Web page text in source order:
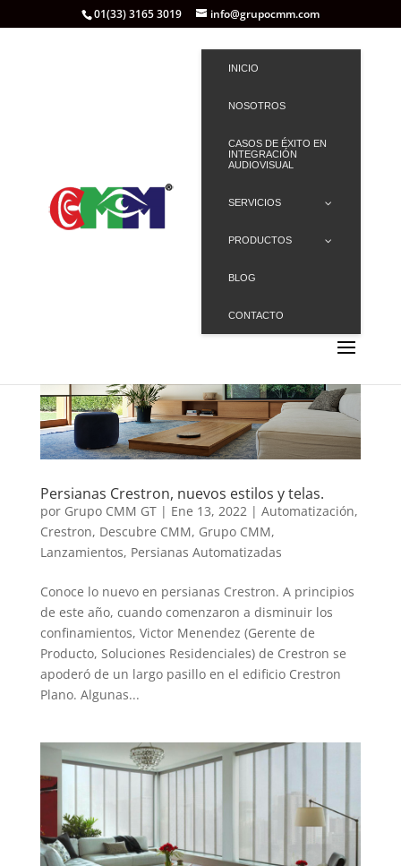
01(33) 3165 3019 info@grupocmm.com
INICIO
NOSOTROS
CASOS DE ÉXITO EN
INTEGRACIÓN
AUDIOVISUAL
SERVICIOS
PRODUCTOS
BLOG
CONTACTO
Persianas Crestron, nuevos estilos y telas.
por Grupo CMM GT| Ene 13, 2022 | Automatización,
Crestron, Descubre CMM, Grupo CMM,
Lanzamientos, Persianas Automatizadas
Conoce lo nuevo en persianas Crestron. A principios
de este año, cuando comenzaron a disminuir los
confinamientos, Victor Menendez (Gerente de
Producto, Soluciones Residenciales) de Crestron se
apoderó de un largo pasillo en el edificio Crestron
Plano. Algunas...